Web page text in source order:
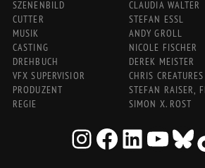
SZENENBILD
CLAUDIA WALTER
CUTTER
STEFAN ESSL
MUSIK
ANDY GROLL
CASTING
NICOLE FISCHER
DREHBUCH
DEREK MEISTER
VFX SUPERVISIOR
CHRIS CREATURES
PRODUZENT
STEFAN RAISER,
REGIE
SIMON X. ROST
INSTAGRAM
FACEBOOK
LINKEDIN
YOUTUBE